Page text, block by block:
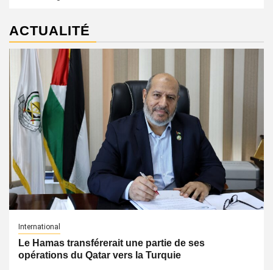
ACTUALITÉ
International
Le Hamas transférerait une partie de ses
opérations du Qatar vers la Turquie